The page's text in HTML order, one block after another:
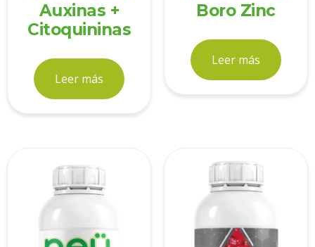
Auxinas +
Citoquininas
Leer más
Boro Zinc
Leer más